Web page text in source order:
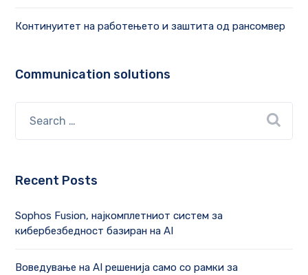
Континуитет на работењето и заштита од рансомвер
Communication solutions
Recent Posts
Sophos Fusion, најкомплетниот систем за
кибербезбедност базиран на AI
Воведување на AI решенија само со рамки за